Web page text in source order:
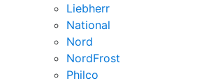
Liebherr
National
Nord
NordFrost
Philco